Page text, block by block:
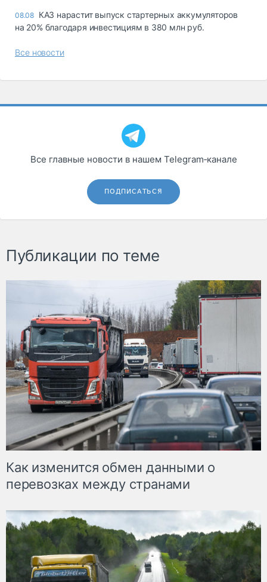
08.08 КАЗ нарастит выпуск стартерных аккумуляторов
на 20% благодаря инвестициям в 380 млн руб.
Все новости
Все главные новости в нашем Telegram‑канале
ПОДПИСАТЬСЯ
Публикации по теме
Как изменится обмен данными о
перевозках между странами